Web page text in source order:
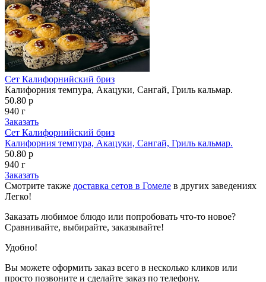
Сет Калифорнийский бриз
Калифорния темпура, Акацуки, Сангай, Гриль кальмар.
50.80 р
940 г
Заказать
Сет Калифорнийский бриз
Калифорния темпура, Акацуки, Сангай, Гриль кальмар.
50.80 р
940 г
Заказать
Смотрите также доставка сетов в Гомеле в других заведениях
Легко!
Заказать любимое блюдо или попробовать что-то новое?
Сравнивайте, выбирайте, заказывайте!
Удобно!
Вы можете оформить заказ всего в несколько кликов или
просто позвоните и сделайте заказ по телефону.